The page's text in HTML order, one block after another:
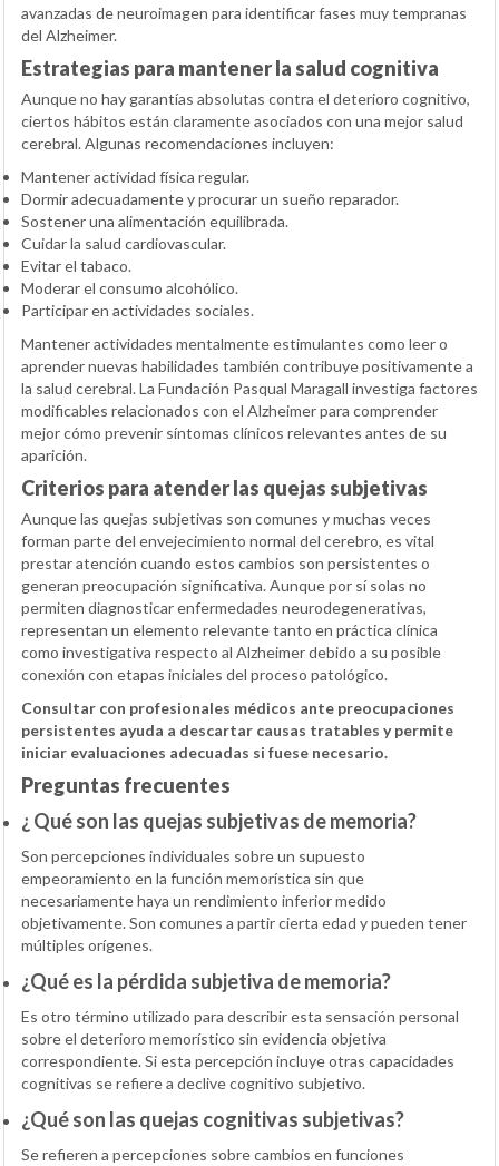
avanzadas de neuroimagen para identificar fases muy tempranas
del Alzheimer.
Estrategias para mantener la salud cognitiva
Aunque no hay garantías absolutas contra el deterioro cognitivo,
ciertos hábitos están claramente asociados con una mejor salud
cerebral. Algunas recomendaciones incluyen:
Mantener actividad física regular.
Dormir adecuadamente y procurar un sueño reparador.
Sostener una alimentación equilibrada.
Cuidar la salud cardiovascular.
Evitar el tabaco.
Moderar el consumo alcohólico.
Participar en actividades sociales.
Mantener actividades mentalmente estimulantes como leer o
aprender nuevas habilidades también contribuye positivamente a
la salud cerebral. La Fundación Pasqual Maragall investiga factores
modificables relacionados con el Alzheimer para comprender
mejor cómo prevenir síntomas clínicos relevantes antes de su
aparición.
Criterios para atender las quejas subjetivas
Aunque las quejas subjetivas son comunes y muchas veces
forman parte del envejecimiento normal del cerebro, es vital
prestar atención cuando estos cambios son persistentes o
generan preocupación significativa. Aunque por sí solas no
permiten diagnosticar enfermedades neurodegenerativas,
representan un elemento relevante tanto en práctica clínica
como investigativa respecto al Alzheimer debido a su posible
conexión con etapas iniciales del proceso patológico.
Consultar con profesionales médicos ante preocupaciones
persistentes ayuda a descartar causas tratables y permite
iniciar evaluaciones adecuadas si fuese necesario.
Preguntas frecuentes
¿ Qué son las quejas subjetivas de memoria?
Son percepciones individuales sobre un supuesto
empeoramiento en la función memorística sin que
necesariamente haya un rendimiento inferior medido
objetivamente. Son comunes a partir cierta edad y pueden tener
múltiples orígenes.
¿Qué es la pérdida subjetiva de memoria?
Es otro término utilizado para describir esta sensación personal
sobre el deterioro memorístico sin evidencia objetiva
correspondiente. Si esta percepción incluye otras capacidades
cognitivas se refiere a declive cognitivo subjetivo.
¿Qué son las quejas cognitivas subjetivas?
Se refieren a percepciones sobre cambios en funciones